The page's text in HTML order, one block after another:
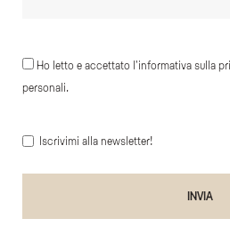
Ho letto e accettato l'informativa sulla
personali.
Iscrivimi alla newsletter!